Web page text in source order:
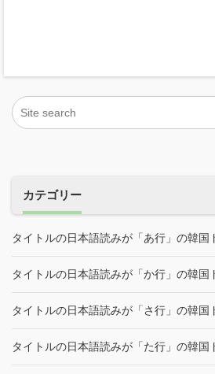
カテゴリー
タイトルの日本語読みが「あ行」の韓国
タイトルの日本語読みが「か行」の韓国
タイトルの日本語読みが「さ行」の韓国
タイトルの日本語読みが「た行」の韓国